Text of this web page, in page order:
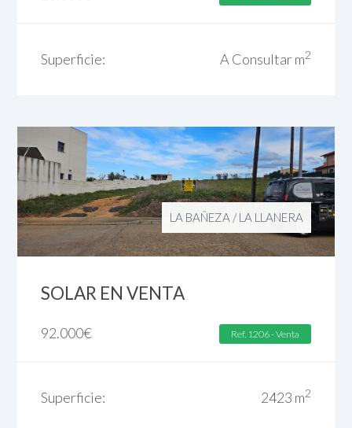
Superficie: A Consultar m2
LA BAÑEZA /LA LLANERA
SOLAR EN VENTA
92.000€ Ref. 1206 - Venta
Superficie: 2423 m2